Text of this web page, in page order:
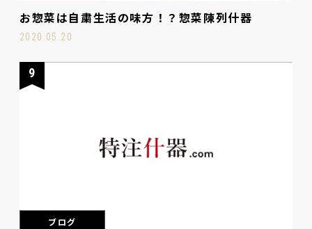
お惣菜は自粛生活の味方！？惣菜陳列什器
2020.05.20
9
ブログ